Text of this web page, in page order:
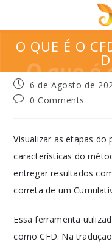
O QUE É O
6 de Agosto de
0 Comments
Visualizar as etapas do
características do
entregar resultados
correta de um
Essa ferramenta
como CFD. Na